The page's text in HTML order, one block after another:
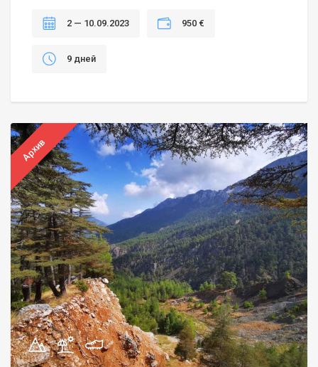
2 — 10.09.2023 950 €
9 дней
Архив